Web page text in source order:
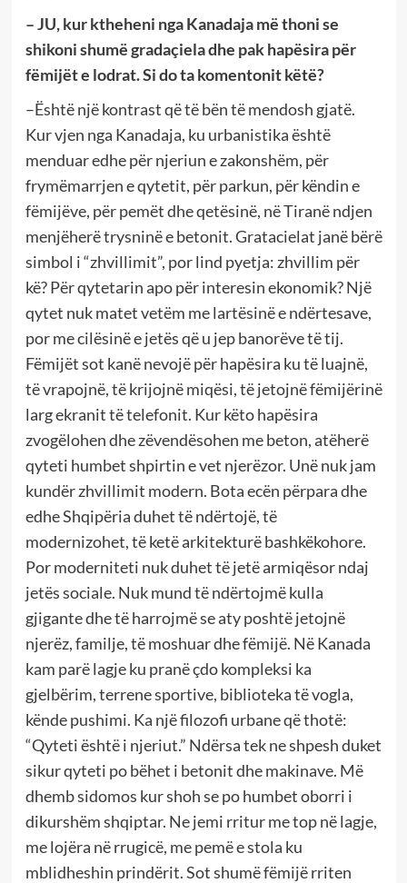
– JU, kur ktheheni nga Kanadaja më thoni se
shikoni shumë gradaçiela dhe pak hapësira për
fëmijët e lodrat. Si do ta komentonit këtë?
–Është një kontrast që të bën të mendosh gjatë.
Kur vjen nga Kanadaja, ku urbanistika është
menduar edhe për njeriun e zakonshëm, për
frymëmarrjen e qytetit, për parkun, për këndin e
fëmijëve, për pemët dhe qetësinë, në Tiranë ndjen
menjëherë trysninë e betonit. Gratacielat janë bërë
simbol i “zhvillimit”, por lind pyetja: zhvillim për
kë? Për qytetarin apo për interesin ekonomik? Një
qytet nuk matet vetëm me lartësinë e ndërtesave,
por me cilësinë e jetës që u jep banorëve të tij.
Fëmijët sot kanë nevojë për hapësira ku të luajnë,
të vrapojnë, të krijojnë miqësi, të jetojnë fëmijërinë
larg ekranit të telefonit. Kur këto hapësira
zvogëlohen dhe zëvendësohen me beton, atëherë
qyteti humbet shpirtin e vet njerëzor. Unë nuk jam
kundër zhvillimit modern. Bota ecën përpara dhe
edhe Shqipëria duhet të ndërtojë, të
modernizohet, të ketë arkitekturë bashkëkohore.
Por moderniteti nuk duhet të jetë armiqësor ndaj
jetës sociale. Nuk mund të ndërtojmë kulla
gjigante dhe të harrojmë se aty poshtë jetojnë
njerëz, familje, të moshuar dhe fëmijë. Në Kanada
kam parë lagje ku pranë çdo kompleksi ka
gjelbërim, terrene sportive, biblioteka të vogla,
kënde pushimi. Ka një filozofi urbane që thotë:
“Qyteti është i njeriut.” Ndërsa tek ne shpesh duket
sikur qyteti po bëhet i betonit dhe makinave. Më
dhemb sidomos kur shoh se po humbet oborri i
dikurshëm shqiptar. Ne jemi rritur me top në lagje,
me lojëra në rrugicë, me pemë e stola ku
mblidheshin prindërit. Sot shumë fëmijë rriten